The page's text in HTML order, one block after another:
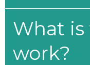
What
work?